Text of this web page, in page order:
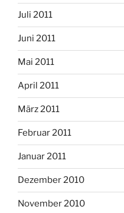
Juli 2011
Juni 2011
Mai 2011
April 2011
März 2011
Februar 2011
Januar 2011
Dezember 2010
November 2010